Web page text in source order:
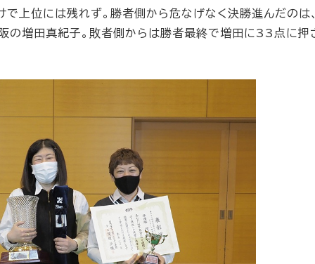
で上位には残れず。勝者側から危なげなく決勝進んだのは
の増田真紀子。敗者側からは勝者最終で増田に33点に押